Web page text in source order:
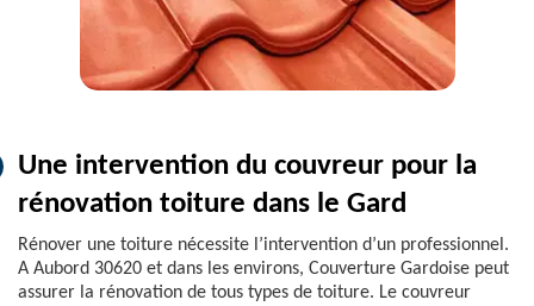
Une intervention du couvreur pour la
rénovation toiture dans le Gard
Rénover une toiture nécessite l’intervention d’un professionnel.
A Aubord 30620 et dans les environs, Couverture Gardoise peut
assurer la rénovation de tous types de toiture. Le couvreur